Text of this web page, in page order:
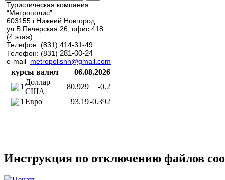
Туристическая компания
“Метрополис”
603155 г.Нижний Новгород
ул.Б.Печерская 26, офис 418
(4 этаж)
Телефон: (831) 414-31-49
Телефон: (831) 281-00-24
e-mail metropolisnn@gmail.com
курсы валют
06.08.2026
1
Доллар
США
80.929
-0.2
1 Евро 93.19-0.392
Инструкция по отключению файлов